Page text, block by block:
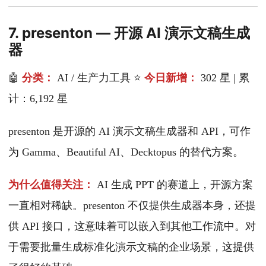
7. presenton — 开源 AI 演示文稿生成
器
🤖 分类： AI / 生产力工具 ⭐ 今日新增： 302 星 | 累
计：6,192 星
presenton 是开源的 AI 演示文稿生成器和 API，可作
为 Gamma、Beautiful AI、Decktopus 的替代方案。
为什么值得关注： AI 生成 PPT 的赛道上，开源方案
一直相对稀缺。presenton 不仅提供生成器本身，还提
供 API 接口，这意味着可以嵌入到其他工作流中。对
于需要批量生成标准化演示文稿的企业场景，这提供